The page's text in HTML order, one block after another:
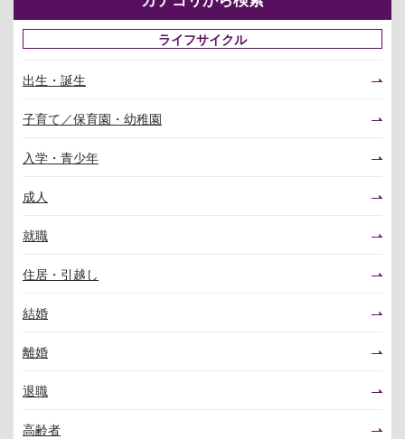
ライフサイクル
出生・誕生
子育て／保育園・幼稚園
入学・青少年
成人
就職
住居・引越し
結婚
離婚
退職
高齢者